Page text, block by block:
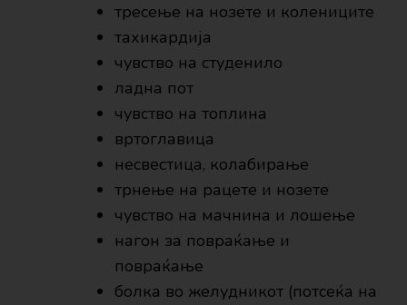
тресење на нозете и колениците
тахикардија
чувство на студенило
ладна пот
чувство на топлина
вртоглавица
несвестица, колабирање
трнење на рацете и нозете
чувство на мачнина и лошење
нагон за повраќање и
повраќање
болка во желудникот (потсеќа на